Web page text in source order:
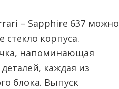
– Sapphire 637 можно
стекло корпуса.
напоминающая
каждая из
блока. Выпуск